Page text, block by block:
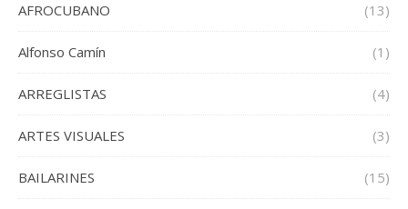
AFROCUBANO (13)
Alfonso Camín (1)
ARREGLISTAS (4)
ARTES VISUALES (3)
BAILARINES (15)